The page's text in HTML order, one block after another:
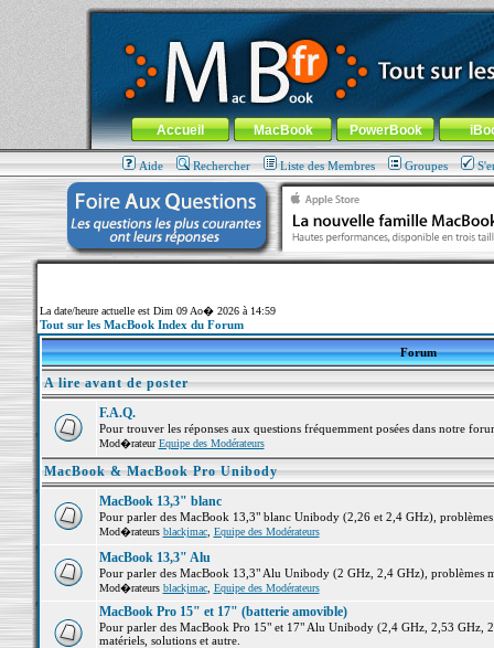
MacBook-fr.com : 100% Apple... 100% nomade !
Aller au contenu-Aller au menu général-Aller au menu de
Menu général
Accueil MacBook PowerBook
Aide Rechercher Liste des Membres Groupes
La date/heure actuelle est Dim 09 Ao� 2026 à 14:59
Tout sur les MacBook Index du Forum
Forum
A lire avant de poster
F.A.Q.
Pour trouver les réponses aux questions fréquemment posées dans notre
Mod�rateurEquipe des Modérateurs
MacBook & MacBook Pro Unibody
MacBook 13,3" blanc
Pour parler des MacBook 13,3" blanc Unibody (2,26 et 2,4 GHz),
Mod�rateurs blackjmac, Equipe des Modérateurs
MacBook 13,3" Alu
Pour parler des MacBook 13,3" Alu Unibody (2 GHz, 2,4 GHz), problèmes
Mod�rateurs blackjmac, Equipe des Modérateurs
MacBook Pro 15" et 17" (batterie amovible)
Pour parler des MacBook Pro 15" et 17" Alu Unibody (2,4 GHz, 2,53 GHz,
matériels, solutions et autre.